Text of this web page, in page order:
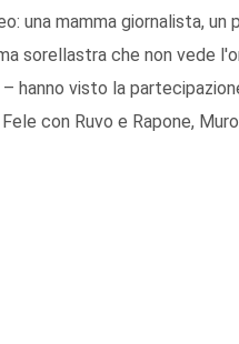
una mamma giornalista,
sorellastra che non vede
hanno visto la
con Ruvo e Rapone,